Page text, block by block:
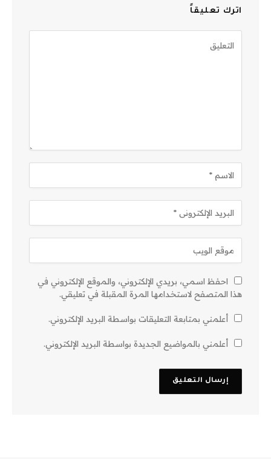
اترك تعليقاً
احفظ اسمي، بريدي الإلكتروني، والموقع الإلكتروني في
هذا المتصفح لاستخدامها المرة المقبلة في تعليقي.
أعلمني بمتابعة التعليقات بواسطة البريد الإلكتروني.
أعلمني بالمواضيع الجديدة بواسطة البريد الإلكتروني.